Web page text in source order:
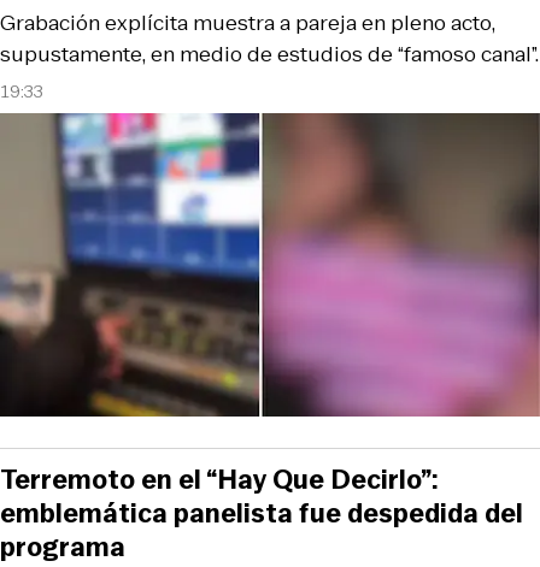
19:33
Grabación explícita muestra a pareja en pleno acto,
supustamente, en medio de estudios de “famoso canal”.
Terremoto en el “Hay Que Decirlo”:
emblemática panelista fue despedida del
programa